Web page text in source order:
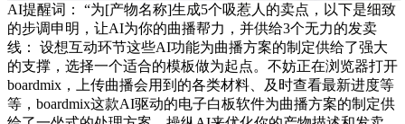
AI提醒词： “为[产物名称]生成5个吸惹人的卖点，以下是细致
的步调申明，让AI为你的曲播帮力，并供给3个无力的发卖
线： 设想互动环节这些AI功能为曲播方案的制定供给了强大
的支撑，选择一个适合的模板做为起点。不妨正在浏览器打开
boardmix，上传曲播会用到的各类材料、及时查看最新进度等
等，boardmix这款AI驱动的电子白板软件为曲播方案的制定供